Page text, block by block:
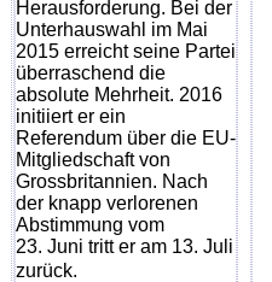
Herausforderung. Bei der
Unterhauswahl im Mai
2015 erreicht seine Partei
überraschend die
absolute Mehrheit. 2016
initiiert er ein
Referendum über die EU-
Mitgliedschaft von
Grossbritannien. Nach
der knapp verlorenen
Abstimmung vom
23. Juni tritt er am 13. Juli
zurück.